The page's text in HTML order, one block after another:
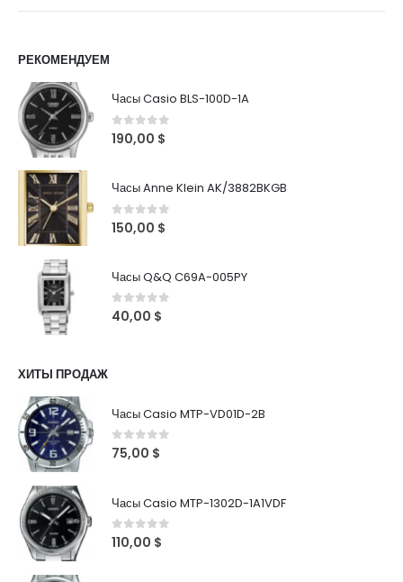
РЕКОМЕНДУЕМ
Часы Casio BLS-100D-1A
0out of 5
190,00 $
Часы Anne Klein AK/3882BKGB
0out of 5
150,00 $
Часы Q&Q C69A-005PY
0 out of 5
40,00 $
ХИТЫ ПРОДАЖ
Часы Casio MTP-VD01D-2B
0out of 5
75,00 $
Часы Casio MTP-1302D-1A1VDF
0out of 5
110,00 $